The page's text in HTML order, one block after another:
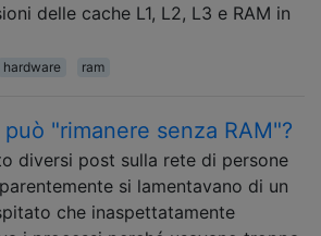
delle cache L1, L2, L3 e RAM in
hardware ram
"rimanere senza RAM"?
diversi post sulla rete di persone
si lamentavano di un
che inaspettatamente